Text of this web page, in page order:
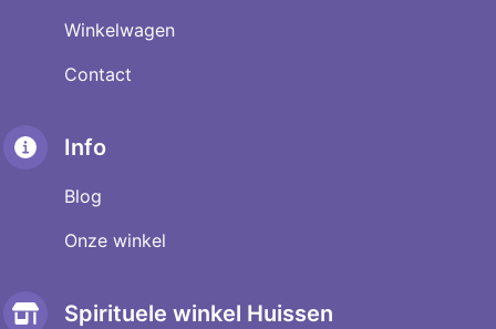
Winkelwagen
Contact
Info
Blog
Onze winkel
Spirituele winkel Huissen